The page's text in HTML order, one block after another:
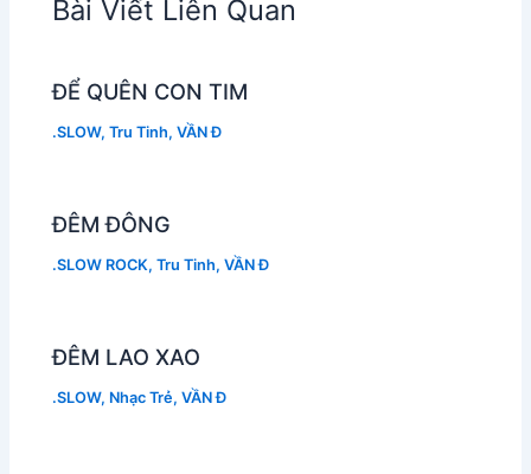
Bài Viết Liên Quan
ĐỂ QUÊN CON TIM
.SLOW,Tru Tinh,VẦN Đ
ĐÊM ĐÔNG
.SLOW ROCK,Tru Tinh,VẦN Đ
ĐÊM LAO XAO
.SLOW, Nhạc Trẻ,VẦN Đ